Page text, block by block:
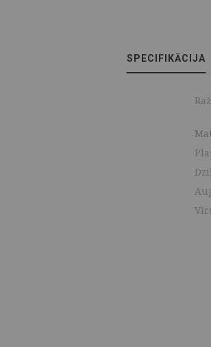
SPECIFIKĀCIJA